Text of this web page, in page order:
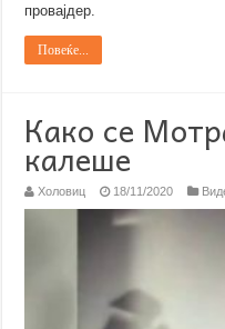
провајдер.
Повеќе...
Како се
калеше
Холовиц 18/11/2020